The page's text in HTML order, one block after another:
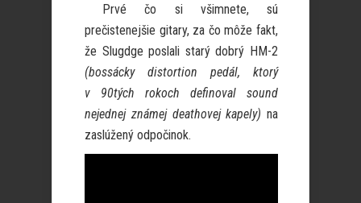
Prvé čo si všimnete, sú
prečistenejšie gitary, za čo môže fakt,
že Slugdge poslali starý dobrý HM-2
(bossácky distortion pedál, ktorý
v 90tých rokoch definoval sound
nejednej známej deathovej kapely) na
zaslúžený odpočinok.